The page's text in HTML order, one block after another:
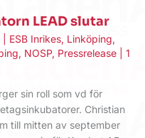
LEAD slutar
ESB Inrikes, Linköping,
, NOSP, Pressrelease
1
sin roll som vd för
Christian
till mitten av september